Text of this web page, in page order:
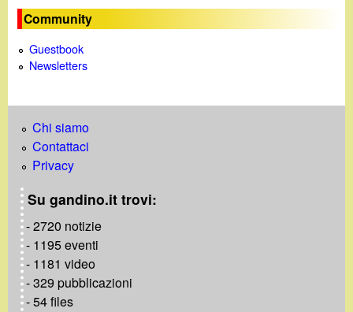
Community
Guestbook
Newsletters
Chi siamo
Contattaci
Privacy
Su gandino.it trovi:
- 2720 notizie
- 1195 eventi
- 1181 video
- 329 pubblicazioni
- 54 files